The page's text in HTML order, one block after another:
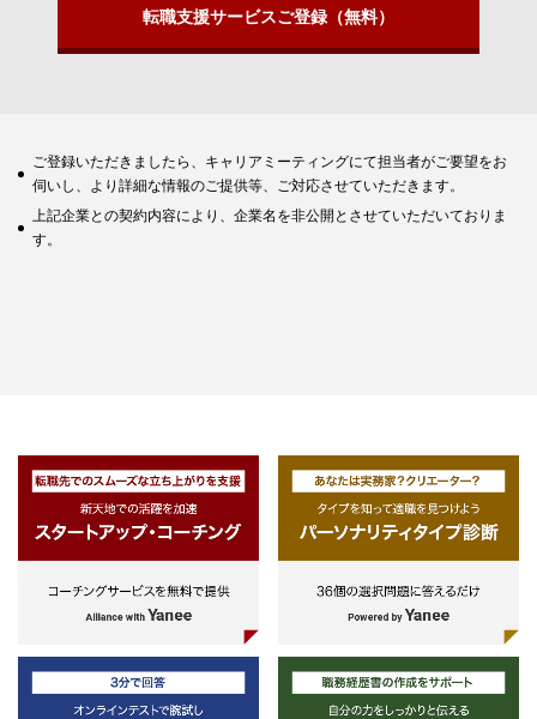
転職支援サービスご登録（無料）
ご登録いただきましたら、キャリアミーティングにて担当者がご要望をお
伺いし、より詳細な情報のご提供等、ご対応させていただきます。
上記企業との契約内容により、企業名を非公開とさせていただいておりま
す。